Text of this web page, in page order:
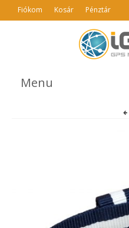
Fiókom Kosár Pénztár
Menu